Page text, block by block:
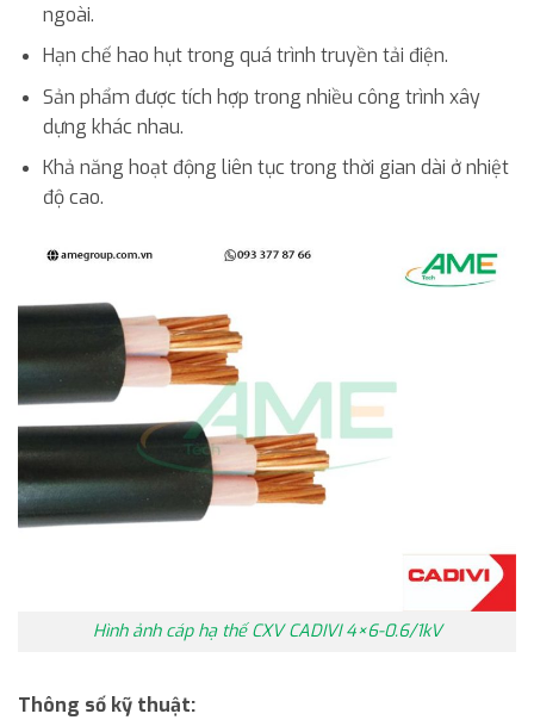
ngoài.
Hạn chế hao hụt trong quá trình truyền tải điện.
Sản phẩm được tích hợp trong nhiều công trình xây
dựng khác nhau.
Khả năng hoạt động liên tục trong thời gian dài ở nhiệt
độ cao.
Hình ảnh cáp hạ thế CXV CADIVI 4×6-0.6/1kV
Thông số kỹ thuật: